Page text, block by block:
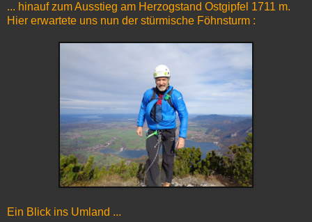
... hinauf zum Ausstieg am Herzogstand Ostgipfel 1711 m.
Hier erwartete uns nun der stürmische Föhnsturm :
Ein Blick ins Umland ...